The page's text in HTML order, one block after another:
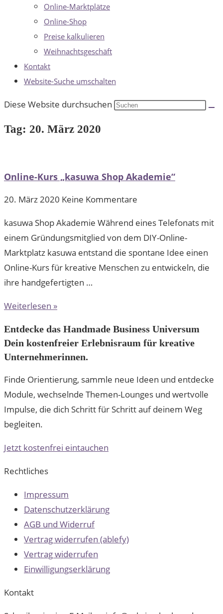
Online-Marktplätze
Online-Shop
Preise kalkulieren
Weihnachtsgeschäft
Kontakt
Website-Suche umschalten
Diese Website durchsuchen
Tag: 20. März 2020
Online-Kurs „kasuwa Shop Akademie“
20. März 2020 Keine Kommentare
kasuwa Shop Akademie Während eines Telefonats mit
einem Gründungsmitglied von dem DIY-Online-
Marktplatz kasuwa entstand die spontane Idee einen
Online-Kurs für kreative Menschen zu entwickeln, die
ihre handgefertigten …
Weiterlesen »
Entdecke das Handmade Business Universum
Dein kostenfreier Erlebnisraum für kreative
Unternehmerinnen.
Finde Orientierung, sammle neue Ideen und entdecke
Module, wechselnde Themen-Lounges und wertvolle
Impulse, die dich Schritt für Schritt auf deinem Weg
begleiten.
Jetzt kostenfrei eintauchen
Rechtliches
Impressum
Datenschutzerklärung
AGB und Widerruf
Vertrag widerrufen (ablefy)
Vertrag widerrufen
Einwilligungserklärung
Kontakt